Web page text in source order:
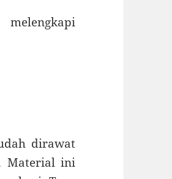
dirawat
Material ini